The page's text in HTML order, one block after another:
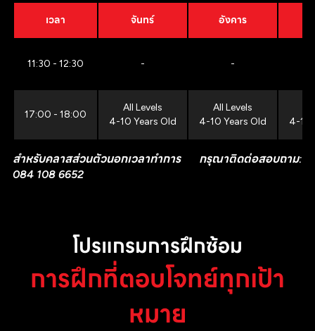
เวลา จันทร์ อังคาร
11:30 - 12:30 - -
17:00 - 18:00
All Levels
4-10 Years Old
All Levels
4-10 Years Old
4-10
สำหรับคลาสส่วนตัวนอกเวลาทำการ กรุณาติดต่อสอบถาม:
084 108 6652
โปรแกรมการฝึกซ้อม
การฝึกที่ตอบโจทย์ทุกเป้า
หมาย